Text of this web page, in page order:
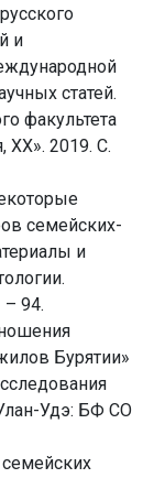
и
статей.
факультета
ХХ». 2019. С.
семейских-
и
– 94.
Бурятии»
Удэ: БФ СО